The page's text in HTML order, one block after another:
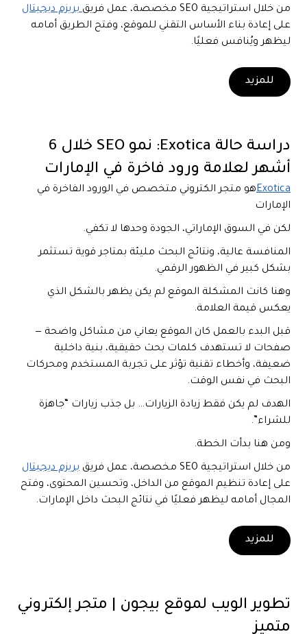
من خلال استراتيجية SEO مخصصة، عمل فريق
بريزم ديجيتال
على إعادة بناء الأساس التقني للموقع، وفتح الطريق أمامه
ليظهر ويُنافس فعليًا.
للمزيد
دراسة حالة Exotica: نمو SEO خلال 6
أشهر لعلامة ورود فاخرة في الإمارات
Exoticaهو متجر الكتروني متخصص في الورود الفاخرة في
الإمارات
لكن في السوق الإماراتي، الجودة وحدها لا تكفي.
المنافسة عالية، ونتائج البحث مليئة بمتاجر قوية تستثمر
بشكل كبير في الظهور الرقمي.
وهنا كانت المشكلة الموقع لم يكن يظهر بالشكل الذي
يعكس قيمة العلامة.
قبل البدء بالعمل كان الموقع يعاني من مشاكل واضحة —
صفحات لا تستهدف كلمات بحث حقيقية، بنية داخلية
ضعيفة، وأخطاء تقنية تؤثر على تجربة المستخدم ومحركات
البحث في نفس الوقت.
الهدف لم يكن فقط زيادة الزيارات… بل جذب زيارات “جاهزة
للشراء”.
ومن هنا بدأت الخطة.
من خلال استراتيجية SEO مخصصة، عمل فريق
بريزم ديجيتال
على إعادة تنظيم الموقع من الداخل، وتحسين المحتوى، وفتح
المجال أمامه ليظهر فعليًا في نتائج البحث داخل الإمارات.
للمزيد
تطوير الويب لموقع بيجون | متجر إلكتروني
متميز